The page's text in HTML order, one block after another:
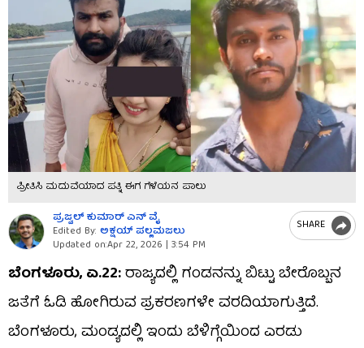
ಪ್ರೀತಿಸಿ ಮದುವೆಯಾದ ಪತ್ನಿ ಈಗ ಗೆಳೆಯನ ಪಾಲು
ಪ್ರಜ್ವಲ್​ ಕುಮಾರ್ ಎನ್​ ವೈ
Edited By: ಅಕ್ಷಯ್​ ಪಲ್ಲಮಜಲು​​
Updated on:Apr 22, 2026 | 3:54 PM
SHARE
ಬೆಂಗಳೂರು, ಏ.22:ರಾಜ್ಯದಲ್ಲಿ ಗಂಡನನ್ನು ಬಿಟ್ಟು ಬೇರೊಬ್ಬನ
ಜತೆಗೆ ಓಡಿ ಹೋಗಿರುವ ಪ್ರಕರಣಗಳೇ ವರದಿಯಾಗುತ್ತಿದೆ.
ಬೆಂಗಳೂರು, ಮಂಡ್ಯದಲ್ಲಿ ಇಂದು ಬೆಳಿಗ್ಗೆಯಿಂದ ಎರಡು